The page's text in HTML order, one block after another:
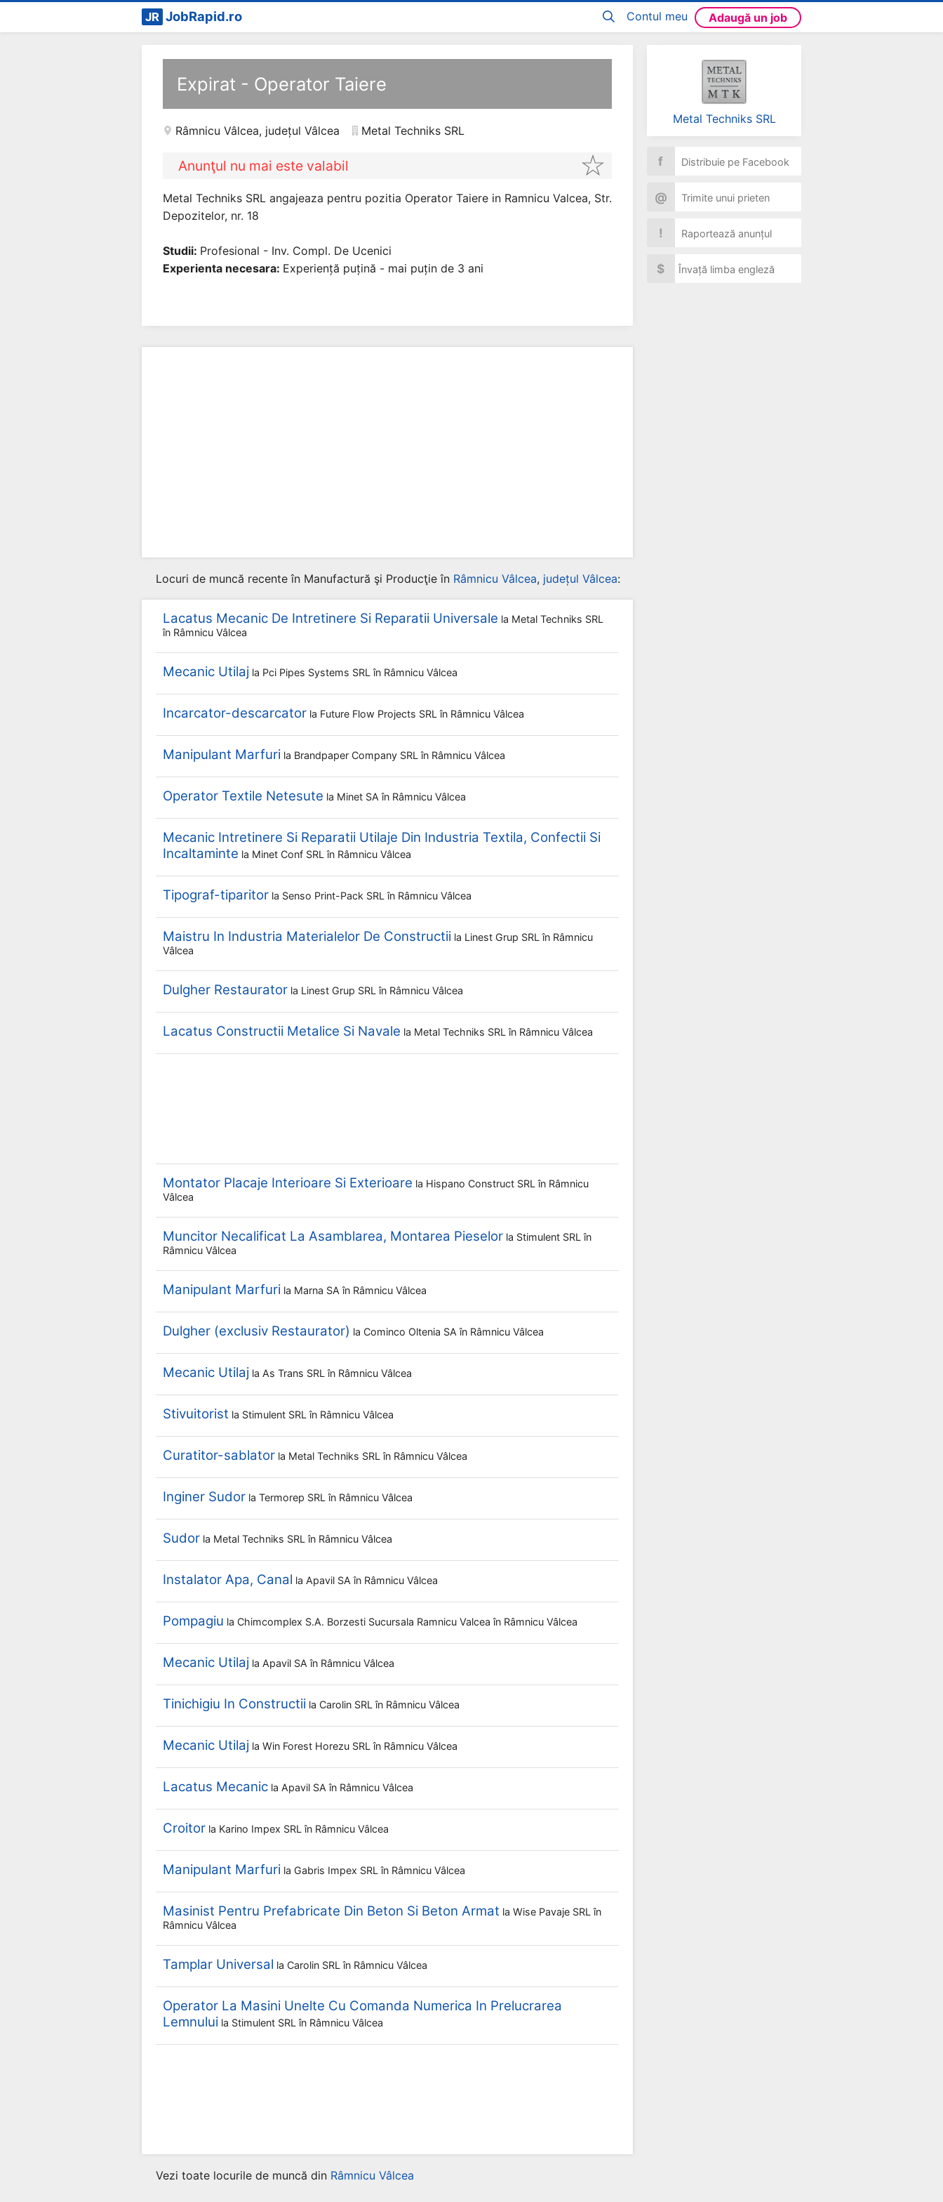
Contul meu Adaugă un job
JR JobRapid.ro
Expirat - Operator Taiere
Râmnicu Vâlcea, județul Vâlcea Metal Techniks SRL
Anunţul nu mai este valabil
Metal Techniks SRL angajeaza pentru pozitia Operator Taiere in Ramnicu Valcea, Str.
Depozitelor, nr. 18
Studii: Profesional - Inv. Compl. De Ucenici
Experienta necesara: Experiență puțină - mai puțin de 3 ani
Metal Techniks SRL
f Distribuie pe Facebook
@ Trimite unui prieten
! Raportează anunțul
$ Învață limba engleză
Locuri de muncă recente în Manufactură şi Producţie în Râmnicu Vâlcea, județul Vâlcea:
Lacatus Mecanic De Intretinere Si Reparatii Universale la Metal Techniks SRL
în Râmnicu Vâlcea
Mecanic Utilaj la Pci Pipes Systems SRL în Râmnicu Vâlcea
Incarcator-descarcator la Future Flow Projects SRL în Râmnicu Vâlcea
Manipulant Marfuri la Brandpaper Company SRL în Râmnicu Vâlcea
Operator Textile Netesute la Minet SA în Râmnicu Vâlcea
Mecanic Intretinere Si Reparatii Utilaje Din Industria Textila, Confectii Si
Incaltaminte la Minet Conf SRL în Râmnicu Vâlcea
Tipograf-tiparitor la Senso Print-Pack SRL în Râmnicu Vâlcea
Maistru In Industria Materialelor De Constructii la Linest Grup SRL în Râmnicu
Vâlcea
Dulgher Restaurator la Linest Grup SRL în Râmnicu Vâlcea
Lacatus Constructii Metalice Si Navale la Metal Techniks SRL în Râmnicu Vâlcea
Montator Placaje Interioare Si Exterioare la Hispano Construct SRL în Râmnicu
Vâlcea
Muncitor Necalificat La Asamblarea, Montarea Pieselor la Stimulent SRL în
Râmnicu Vâlcea
Manipulant Marfuri la Marna SA în Râmnicu Vâlcea
Dulgher (exclusiv Restaurator) la Cominco Oltenia SA în Râmnicu Vâlcea
Mecanic Utilaj la As Trans SRL în Râmnicu Vâlcea
Stivuitorist la Stimulent SRL în Râmnicu Vâlcea
Curatitor-sablator la Metal Techniks SRL în Râmnicu Vâlcea
Inginer Sudor la Termorep SRL în Râmnicu Vâlcea
Sudor la Metal Techniks SRL în Râmnicu Vâlcea
Instalator Apa, Canal la Apavil SA în Râmnicu Vâlcea
Pompagiu la Chimcomplex S.a. Borzesti Sucursala Ramnicu Valcea în Râmnicu Vâlcea
Mecanic Utilaj la Apavil SA în Râmnicu Vâlcea
Tinichigiu In Constructii la Carolin SRL în Râmnicu Vâlcea
Mecanic Utilaj la Win Forest Horezu SRL în Râmnicu Vâlcea
Lacatus Mecanic la Apavil SA în Râmnicu Vâlcea
Croitor la Karino Impex SRL în Râmnicu Vâlcea
Manipulant Marfuri la Gabris Impex SRL în Râmnicu Vâlcea
Masinist Pentru Prefabricate Din Beton Si Beton Armat la Wise Pavaje SRL în
Râmnicu Vâlcea
Tamplar Universal la Carolin SRL în Râmnicu Vâlcea
Operator La Masini Unelte Cu Comanda Numerica In Prelucrarea
Lemnului la Stimulent SRL în Râmnicu Vâlcea
Vezi toate locurile de muncă din Râmnicu Vâlcea